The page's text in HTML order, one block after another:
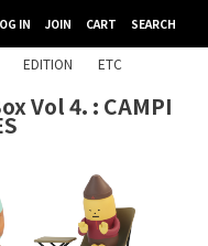
IN JOIN CART SEARCH
EDITION ETC
Vol 4. : CAMPI